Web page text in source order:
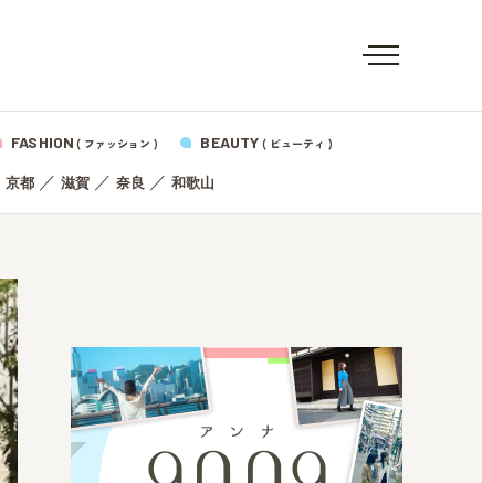
FASHION ( ファッション ) BEAUTY ( ビューティ )
京都／ 滋賀／ 奈良 ／ 和歌山